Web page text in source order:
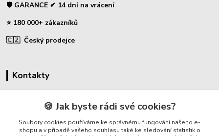
🛡️ GARANCE ✔ 14 dní na vrácení
⭐ 180 000+ zákazníků
🇨🇿 Český prodejce
Kontakty
🛡️ Zákaznická podpora
📞 728 007 997
🍪 Jak byste rádi své cookies?
Soubory cookies používáme ke správnému fungování našeho e-
shopu a v případě vašeho souhlasu také ke sledování statistik o